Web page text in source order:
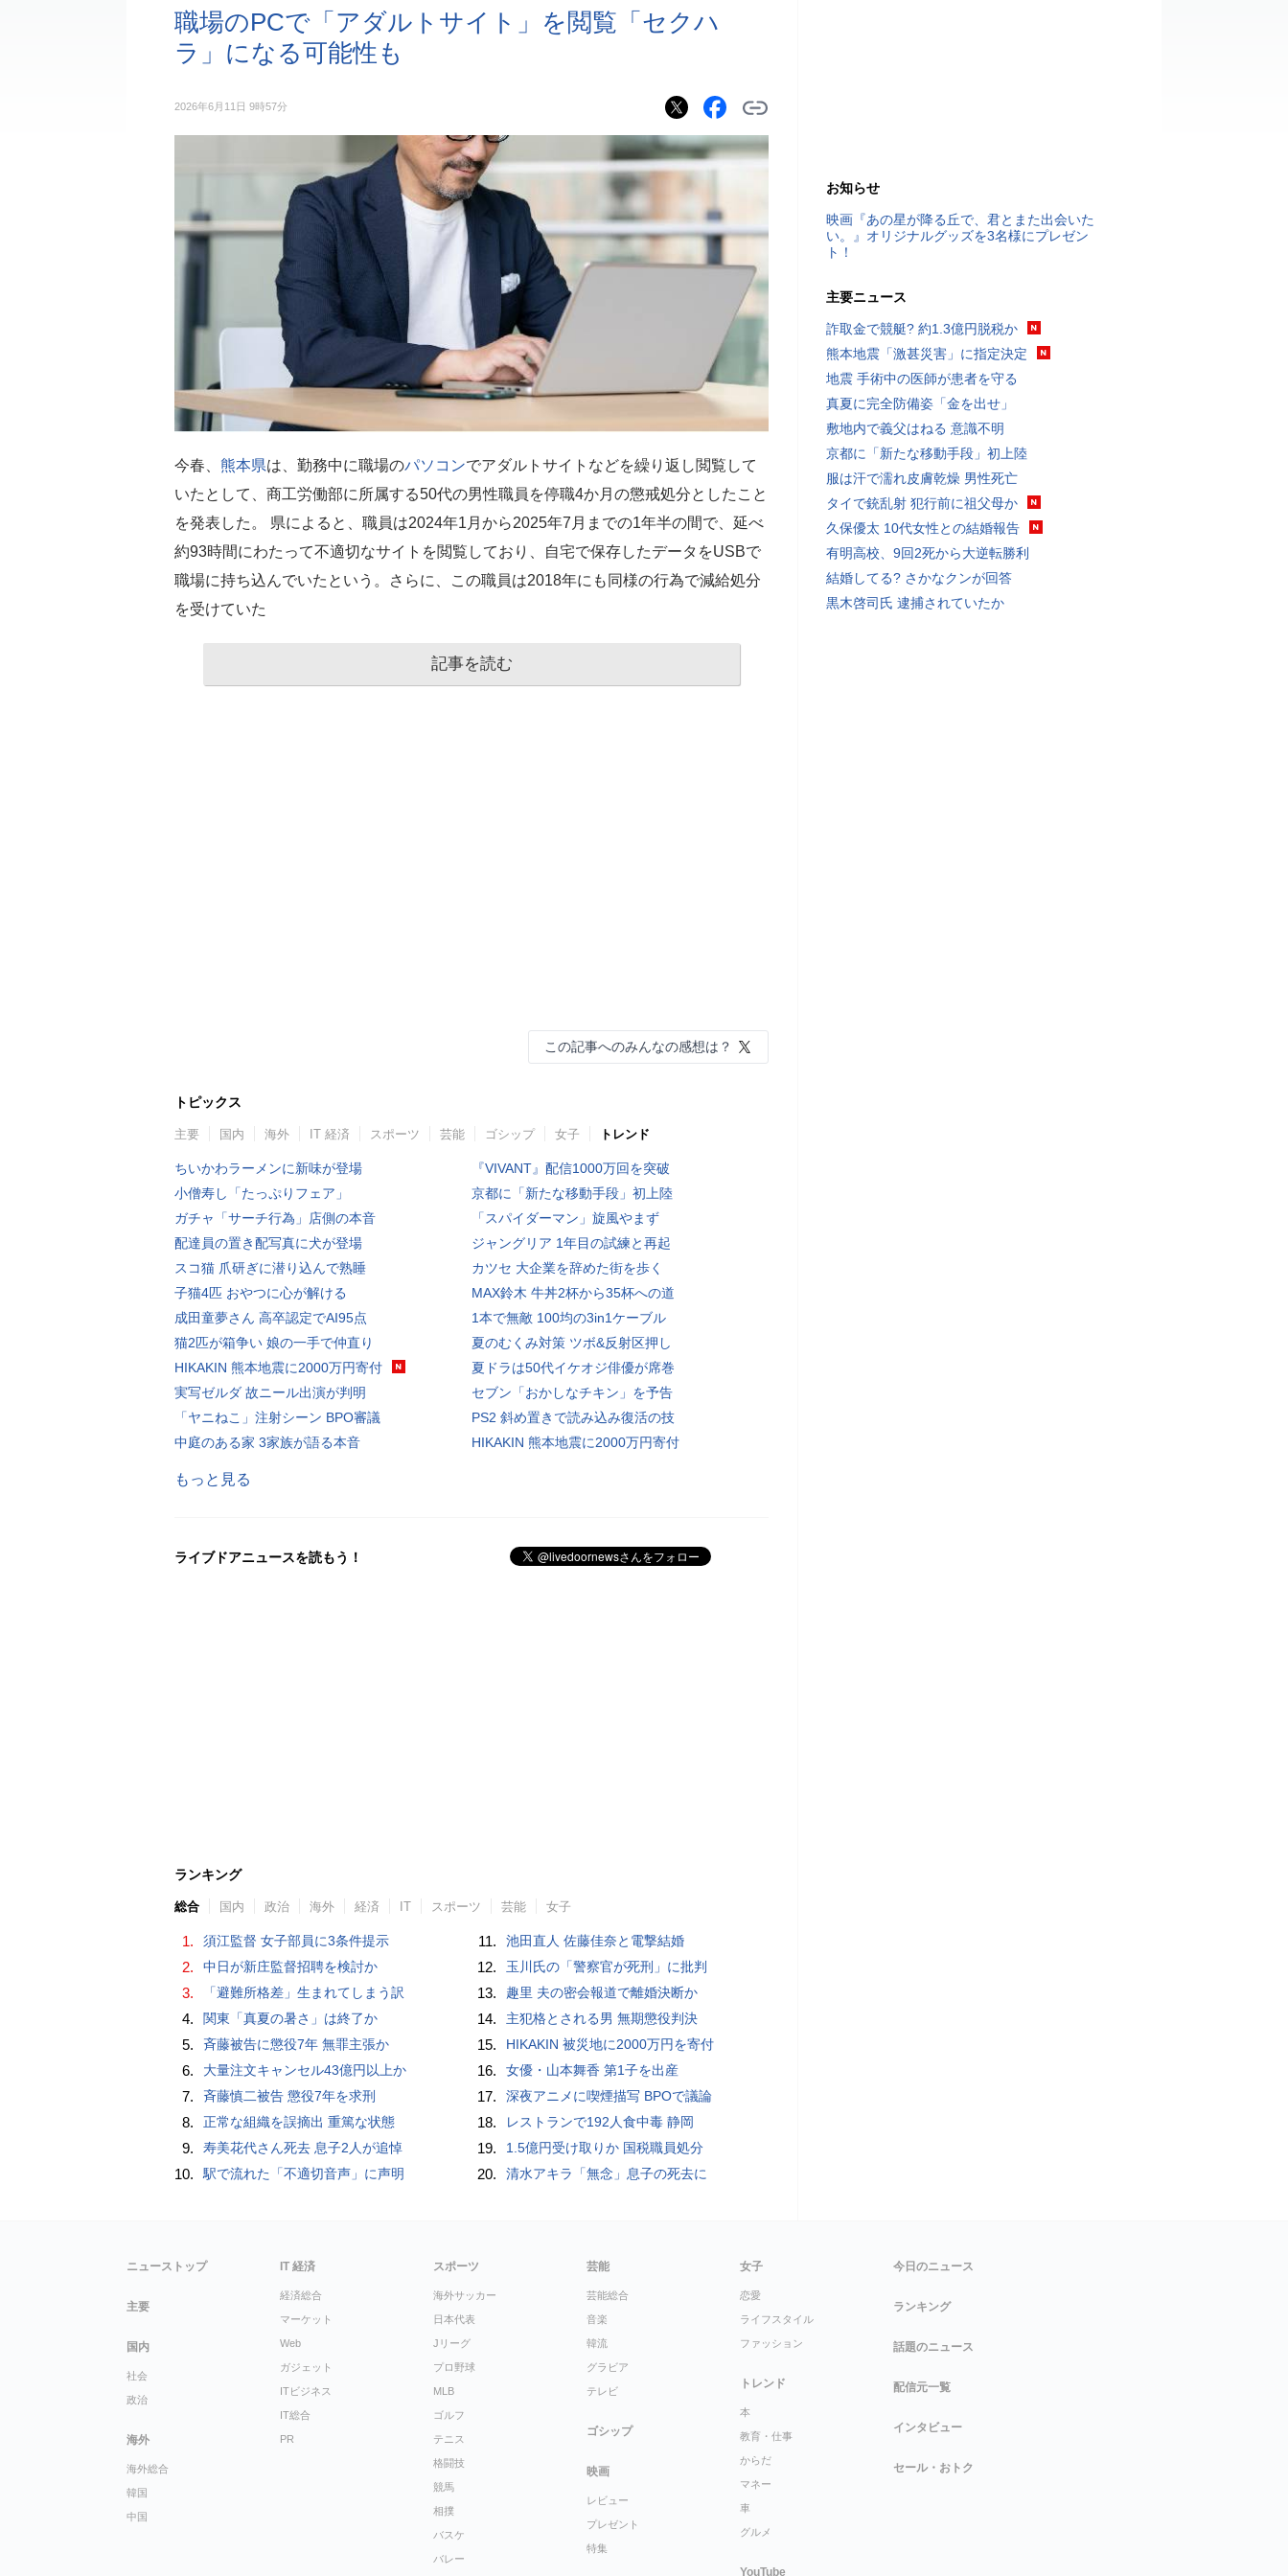
職場のPCで「アダルトサイト」を閲覧「セクハ
ラ」になる可能性も
2026年6月11日 9時57分
今春、 熊本県は、勤務中に職場のパソコンでアダルトサイトなどを繰り返し閲覧して
いたとして、商工労働部に所属する50代の男性職員を停職4か月の懲戒処分としたこと
を発表した。 県によると、職員は2024年1月から2025年7月までの1年半の間で、延べ
約93時間にわたって不適切なサイトを閲覧しており、自宅で保存したデータをUSBで
職場に持ち込んでいたという。さらに、この職員は2018年にも同様の行為で減給処分
を受けていた
記事を読む
この記事へのみんなの感想は？
トピックス
主要 国内 海外 IT 経済 スポーツ 芸能 ゴシップ 女子 トレンド
ちいかわラーメンに新味が登場
小僧寿し「たっぷりフェア」
ガチャ「サーチ行為」店側の本音
配達員の置き配写真に犬が登場
スコ猫 爪研ぎに潜り込んで熟睡
子猫4匹 おやつに心が解ける
成田童夢さん 高卒認定でAI95点
猫2匹が箱争い 娘の一手で仲直り
HIKAKIN 熊本地震に2000万円寄付
実写ゼルダ 故ニール出演が判明
「ヤニねこ」注射シーン BPO審議
中庭のある家 3家族が語る本音
『VIVANT』配信1000万回を突破
京都に「新たな移動手段」初上陸
「スパイダーマン」旋風やまず
ジャングリア 1年目の試練と再起
カツセ 大企業を辞めた街を歩く
MAX鈴木 牛丼2杯から35杯への道
1本で無敵 100均の3in1ケーブル
夏のむくみ対策 ツボ&反射区押し
夏ドラは50代イケオジ俳優が席巻
セブン「おかしなチキン」を予告
PS2 斜め置きで読み込み復活の技
HIKAKIN 熊本地震に2000万円寄付
もっと見る
ライブドアニュースを読もう！
ランキング
総合 国内 政治 海外 経済 IT スポーツ 芸能 女子
1. 須江監督 女子部員に3条件提示
2. 中日が新庄監督招聘を検討か
3. 「避難所格差」生まれてしまう訳
4. 関東「真夏の暑さ」は終了か
5. 斉藤被告に懲役7年 無罪主張か
6. 大量注文キャンセル43億円以上か
7. 斉藤慎二被告 懲役7年を求刑
8. 正常な組織を誤摘出 重篤な状態
9. 寿美花代さん死去 息子2人が追悼
10. 駅で流れた「不適切音声」に声明
11. 池田直人 佐藤佳奈と電撃結婚
12. 玉川氏の「警察官が死刑」に批判
13. 趣里 夫の密会報道で離婚決断か
14. 主犯格とされる男 無期懲役判決
15. HIKAKIN 被災地に2000万円を寄付
16. 女優・山本舞香 第1子を出産
17. 深夜アニメに喫煙描写 BPOで議論
18. レストランで192人食中毒 静岡
19. 1.5億円受け取りか 国税職員処分
20. 清水アキラ「無念」息子の死去に
お知らせ
映画『あの星が降る丘で、君とまた出会いた
い。』オリジナルグッズを3名様にプレゼン
ト！
主要ニュース
詐取金で競艇? 約1.3億円脱税か
熊本地震「激甚災害」に指定決定
地震 手術中の医師が患者を守る
真夏に完全防備姿「金を出せ」
敷地内で義父はねる 意識不明
京都に「新たな移動手段」初上陸
服は汗で濡れ皮膚乾燥 男性死亡
タイで銃乱射 犯行前に祖父母か
久保優太 10代女性との結婚報告
有明高校、9回2死から大逆転勝利
結婚してる? さかなクンが回答
黒木啓司氏 逮捕されていたか
ニューストップ
主要
国内
社会
政治
海外
海外総合
韓国
中国
IT 経済
経済総合
マーケット
Web
ガジェット
ITビジネス
IT総合
PR
スポーツ
海外サッカー
日本代表
Jリーグ
プロ野球
MLB
ゴルフ
テニス
格闘技
競馬
相撲
バスケ
バレー
芸能
芸能総合
音楽
韓流
グラビア
テレビ
ゴシップ
映画
レビュー
プレゼント
特集
女子
恋愛
ライフスタイル
ファッション
トレンド
本
教育・仕事
からだ
マネー
車
グルメ
YouTube
今日のニュース
ランキング
話題のニュース
配信元一覧
インタビュー
セール・おトク